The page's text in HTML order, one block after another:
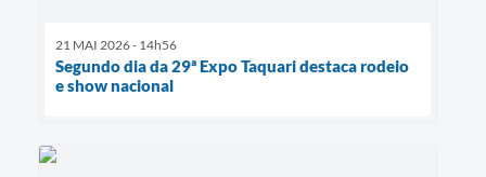
21 MAI 2026 - 14h56
Segundo dia da 29ª Expo Taquari destaca rodeio
e show nacional